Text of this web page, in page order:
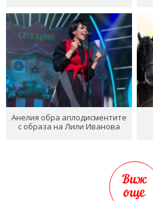
Анелия обра аплодисментите
с образа на Лили Иванова
Виж
още